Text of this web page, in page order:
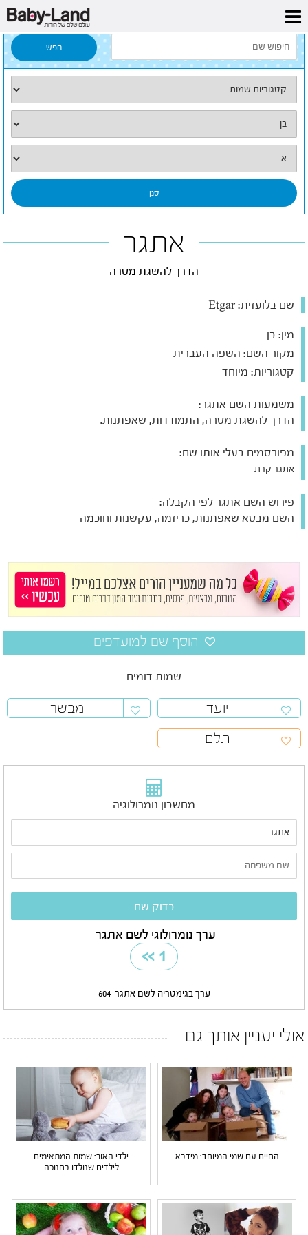
דף הבית
אתגר
הדרך להשגת מטרה
שם בלועזית:
מין: בן
מקור השם: השפה העברית
קטגוריות: מיוחד
משמעות השם אתגר:
הדרך להשגת מטרה, התמודדות, שאפתנות.
מפורסמים בעלי אותו שם:
אתגר קרת
פירוש השם אתגר לפי הקבלה:
השם מבטא שאפתנות, כריזמה, עקשנות וחוכמה
שמות דומים
יועד
מבשר
תלם
מחשבון נומרולוגיה
ערך נומרולוגי לשם אתגר
1
>>
ערך בגימטריה לשם אתגר 604
אולי יעניין אותך גם
החיים עם שמי המיוחד: מידבא
ילדי האור: שמות המתאימים
לילדים שנולדו בחנוכה